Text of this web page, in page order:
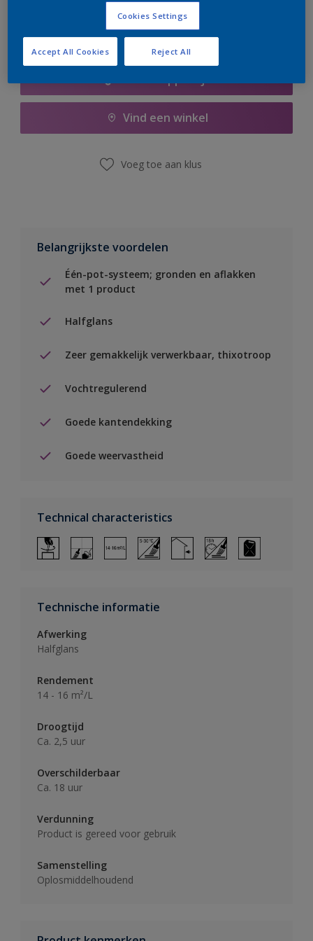
Vind een winkel
Voeg toe aan klus
Belangrijkste voordelen
Één-pot-systeem; gronden en aflakken
met 1 product
Halfglans
Zeer gemakkelijk verwerkbaar, thixotroop
Vochtregulerend
Goede kantendekking
Goede weervastheid
Technical characteristics
Technische informatie
Afwerking
Halfglans
Rendement
14 - 16 m²/L
Droogtijd
Ca. 2,5 uur
Overschilderbaar
Ca. 18 uur
Verdunning
Product is gereed voor gebruik
Samenstelling
Oplosmiddelhoudend
Cookies Settings
Reject All
Accept All Cookies